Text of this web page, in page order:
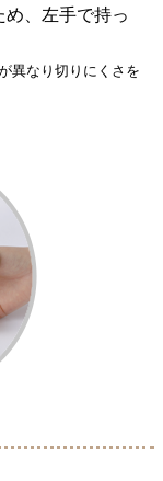
、左手で持っ
異なり切りにくさを